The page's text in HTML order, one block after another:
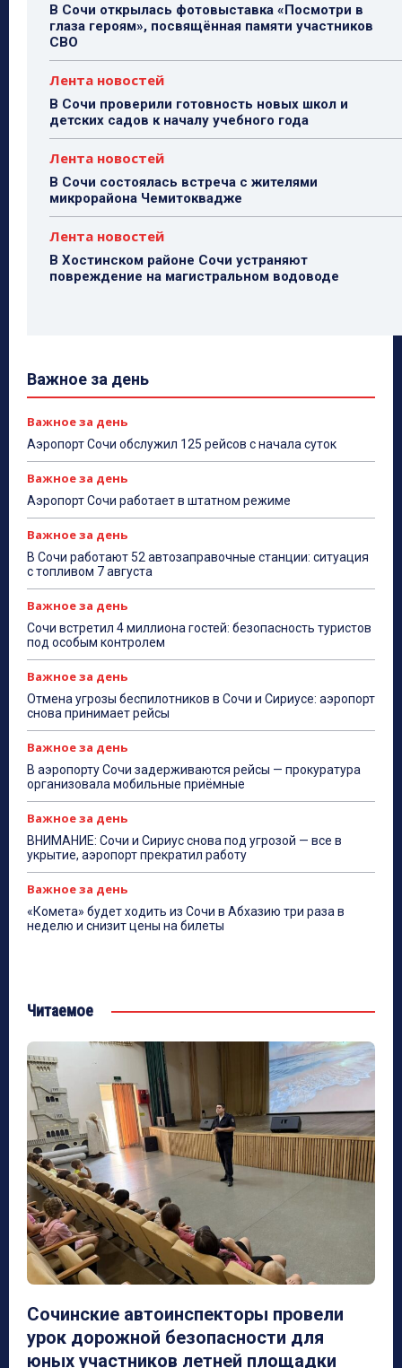
В Сочи открылась фотовыставка «Посмотри в
глаза героям», посвящённая памяти участников
СВО
Лента новостей
В Сочи проверили готовность новых школ и
детских садов к началу учебного года
Лента новостей
В Сочи состоялась встреча с жителями
микрорайона Чемитоквадже
Лента новостей
В Хостинском районе Сочи устраняют
повреждение на магистральном водоводе
Важное за день
Важное за день
Аэропорт Сочи обслужил 125 рейсов с начала суток
Важное за день
Аэропорт Сочи работает в штатном режиме
Важное за день
В Сочи работают 52 автозаправочные станции: ситуация
с топливом 7 августа
Важное за день
Сочи встретил 4 миллиона гостей: безопасность туристов
под особым контролем
Важное за день
Отмена угрозы беспилотников в Сочи и Сириусе: аэропорт
снова принимает рейсы
Важное за день
В аэропорту Сочи задерживаются рейсы — прокуратура
организовала мобильные приёмные
Важное за день
ВНИМАНИЕ: Сочи и Сириус снова под угрозой — все в
укрытие, аэропорт прекратил работу
Важное за день
«Комета» будет ходить из Сочи в Абхазию три раза в
неделю и снизит цены на билеты
Читаемое
Сочинские автоинспекторы провели
урок дорожной безопасности для
юных участников летней площадки